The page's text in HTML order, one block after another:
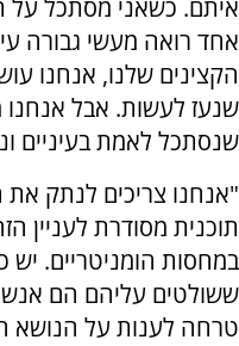
איתם. כשאני מסתכל על
אחד רואה מעשי גבורה
הקצינים שלנו, אנחנו
שנעז לעשות. אבל אנחנו
שנסתכל לאמת בעיניים
"אנחנו צריכים לנתק את
תוכנית מסודרת לעניין
ששולטים עליהם הם
טרחה לענות על הנושא